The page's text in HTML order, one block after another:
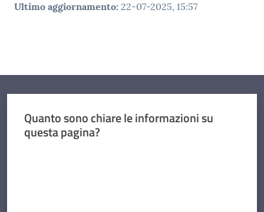
Ultimo aggiornamento: 22-07-2025, 15:57
Quanto sono chiare le informazioni su
questa pagina?